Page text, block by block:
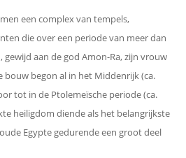
een complex van tempels,
die over een periode van meer dan
gewijd aan de god Amon-Ra, zijn vrouw
bouw begon al in het Middenrijk (ca.
tot in de Ptolemeïsche periode (ca.
heiligdom diende als het belangrijkste
Egypte gedurende een groot deel